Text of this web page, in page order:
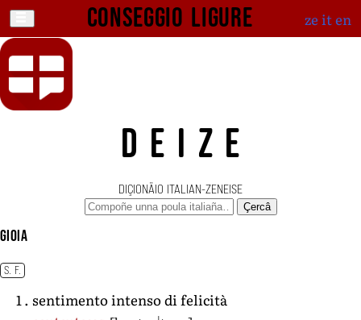
Conseggio ligure ze iten
DEIZE
DIÇIONÄIO ITALIAN-ZENEISE
Çercâ
gioia
S. F.
sentimento intenso di felicità